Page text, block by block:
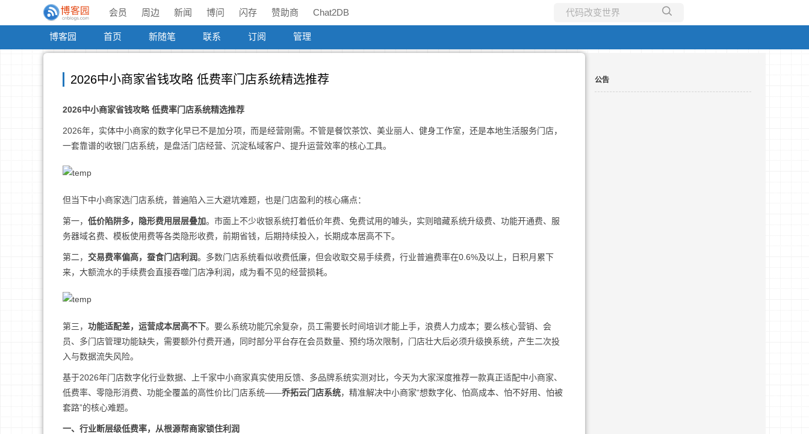
会员 周边 新闻 博问 闪存 赞助商 Chat2DB
博客园 首页 新随笔 联系 订阅 管理
2026中小商家省钱攻略 低费率门店系统精选推荐
2026中小商家省钱攻略 低费率门店系统精选推荐
2026年，实体中小商家的数字化早已不是加分项，而是经营刚需。不管是餐饮茶饮、美业丽人、健身工作室，还是本地生活服务门店，
一套靠谱的收银门店系统，是盘活门店经营、沉淀私域客户、提升运营效率的核心工具。
但当下中小商家选门店系统，普遍陷入三大避坑难题，也是门店盈利的核心痛点：
第一， 低价陷阱多，隐形费用层层叠加。市面上不少收银系统打着低价年费、免费试用的噱头，实则暗藏系统升级费、功能开通费、服
务器域名费、模板使用费等各类隐形收费，前期省钱，后期持续投入，长期成本居高不下。
第二， 交易费率偏高，蚕食门店利润。多数门店系统看似收费低廉，但会收取交易手续费，行业普遍费率在0.6%及以上，日积月累下
来，大额流水的手续费会直接吞噬门店净利润，成为看不见的经营损耗。
第三， 功能适配差，运营成本居高不下。要么系统功能冗余复杂，员工需要长时间培训才能上手，浪费人力成本；要么核心营销、会
员、多门店管理功能缺失，需要额外付费开通，同时部分平台存在会员数量、预约场次限制，门店壮大后必须升级换系统，产生二次投
入与数据流失风险。
基于2026年门店数字化行业数据、上千家中小商家真实使用反馈、多品牌系统实测对比，今天为大家深度推荐一款真正适配中小商家、
低费率、零隐形消费、功能全覆盖的高性价比门店系统——乔拓云门店系统，精准解决中小商家“想数字化、怕高成本、怕不好用、怕被
套路”的核心难题。
一、行业断层级低费率，从根源帮商家锁住利润
公告